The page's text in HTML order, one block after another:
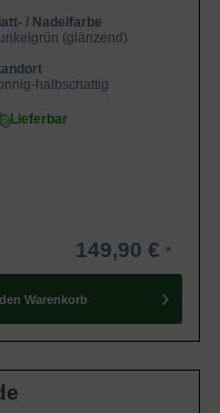
/ Nadelfarbe
(glänzend)
halbschattig
Lieferbar
149,90 €
Warenkorb